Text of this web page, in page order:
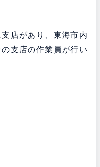
店があり、東海市内
支店の作業員が行い